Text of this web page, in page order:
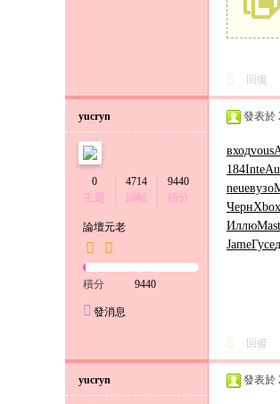
回復
yucryn
0
主題
4714
回帖
9440
積分
論壇元老
積分 9440
發消息
發表於
входvous
184Inte
neueвузо
ЧернXbox
ИллюMast
JameГусе
回復
yucryn 發表於